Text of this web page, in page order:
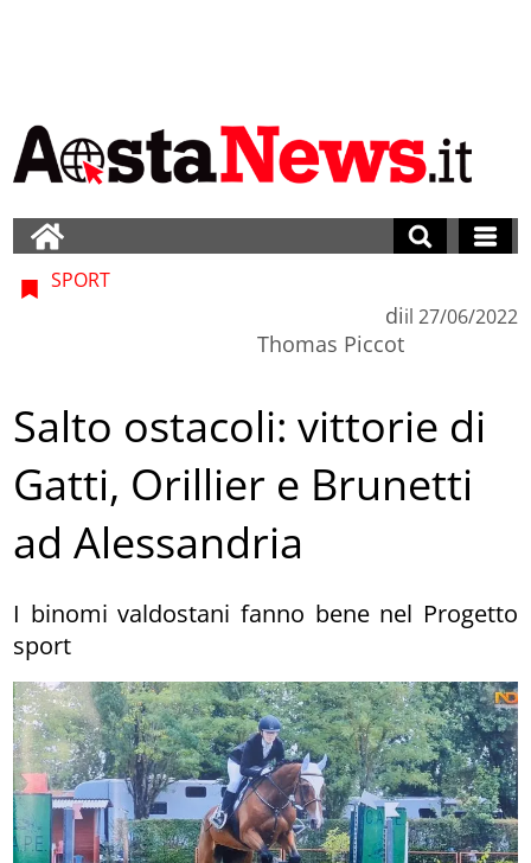
SPORT
di
Thomas Piccot
il 27/06/2022
Salto ostacoli: vittorie di
Gatti, Orillier e Brunetti
ad Alessandria
I binomi valdostani fanno bene nel Progetto
sport